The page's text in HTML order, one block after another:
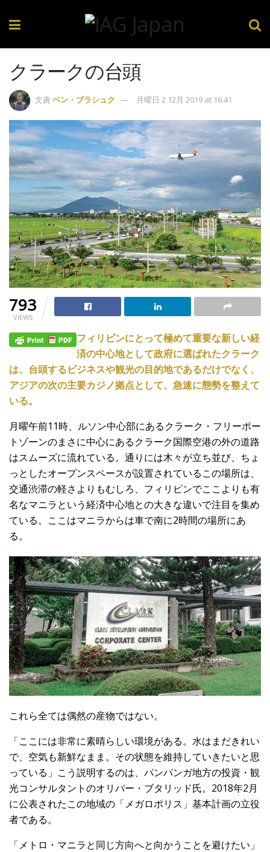
クラークの台頭
文責 ベン・ブラシュク 月曜日 2 12月 2019 at 16:41
793
VIEWS
フィリピンにとって極めて重要な新しい経
済の中心地として政府に選ばれたクラーク
は、台頭するビジネスや観光の目的地であるだけでなく、
アジアの次の主要カジノ拠点として、急速に態勢を整えて
いる。
月曜午前11時、ルソン中心部にあるクラーク・フリーポー
トゾーンのまさに中心にあるクラーク国際空港の外の道路
はスムーズに流れている。通りには木々が立ち並び、ちょ
っとしたオープンスペースが設置されているこの場所は、
交通渋滞の軽さよりもむしろ、フィリピンでここよりも有
名なマニラという経済中心地との大きな違いで注目を集め
ている。ここはマニラからは車で南に2時間の場所にあ
る。
これら全ては偶然の産物ではない。
「ここには非常に素晴らしい環境がある。水はまだきれい
で、空気も新鮮なまま。その状態を維持していきたいと思
っている」こう説明するのは、パンパンガ地方の投資・観
光コンサルタントのオリバー・ブタリッド氏。2018年2月
に公表されたこの地域の「メガロポリス」基本計画の立役
者である。
「メトロ・マニラと同じ方向へと向かうことを避けたい」